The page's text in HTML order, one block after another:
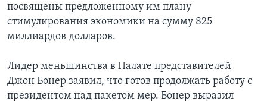
посвящены предложенному им плану
стимулирования экономики на сумму 825
миллиардов долларов.
Лидер меньшинства в Палате представителей
Джон Бонер заявил, что готов продолжать работу с
президентом над пакетом мер. Бонер выразил